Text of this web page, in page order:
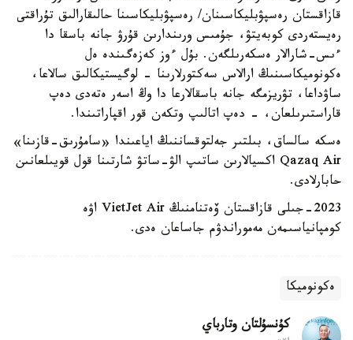
قازاقستان رەسپۋبليكاسىنان/ رەسپۋبليكاسىنا حالىقارالىق تۇراقتى
رەيستەردى كوبەيتۋ، جۇمىس ورىندارىن قۇرۋ جانە باسقا دا
ءىس-شارالار ەسكەرىلگەن. بۇل ءوز كەزەگىندە ەل
ەكونوميكاسىنىڭ ارالاس سەكتورلارىنا - لوگيستيكالىق سالاعا،
ساۋداعا، تۋريزمگە جانە باسقالارعا دا وڭ اسەر ەتەدى دەپ
قاراستىرىلعان، - دەپ اتالىپ وتكەن قور اقپاراتىندا.
ەسكە سالساق، بىلتىر جەلتوقساننىڭ اياعىندا «سامۇرىق-قازىنا»
Qazaq Air اكسيالارىن ساتىپ الۋ-ساتۋ شارتىنا قول قويىلعانىن
حابارلادى.
2023-جىلى قازاقستان ۆەتنامنىڭ VietJet Air اۋە
كومپانياسىمەن مەموراندۋم جاساعان ەدى.
ەكونوميكا
كۇنسۇلتان وتارباي